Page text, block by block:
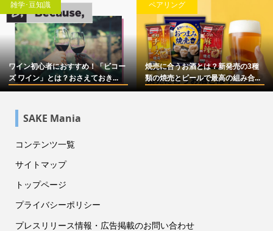
雑学･豆知識
ワイン初心者におすすめ！「ビコー
ズ ワイン」とは？おさえておき...
ペアリング
焼売に合うお酒とは？新発売の3種
類の焼売とビールで最高の組み合...
SAKE Mania
コンテンツ一覧
サイトマップ
トップページ
プライバシーポリシー
プレスリリース情報・広告掲載のお問い合わせ